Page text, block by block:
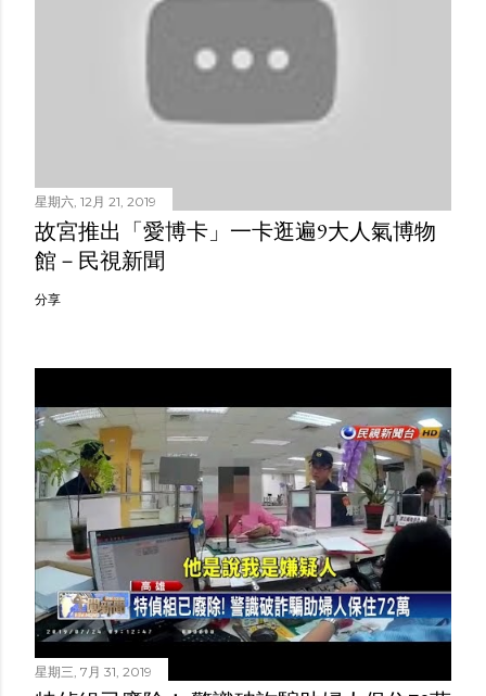
星期六, 12月 21, 2019
故宮推出「愛博卡」一卡逛遍9大人氣博物
館－民視新聞
分享
星期三, 7月 31, 2019